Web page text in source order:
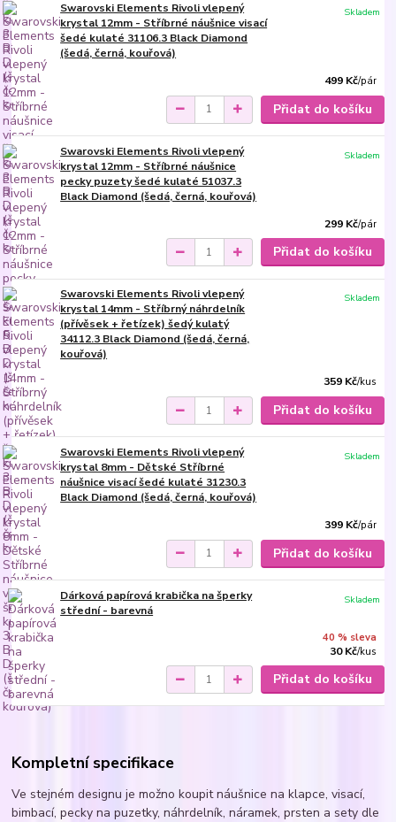
Swarovski Elements Rivoli vlepený
krystal 12mm - Stříbrné náušnice visací
šedé kulaté 31106.3 Black Diamond
(šedá, černá, kouřová)
499 Kč/pár
Skladem
Přidat do košíku
Swarovski Elements Rivoli vlepený
krystal 12mm - Stříbrné náušnice
pecky puzety šedé kulaté 51037.3
Black Diamond (šedá, černá, kouřová)
299 Kč/pár
Skladem
Přidat do košíku
Swarovski Elements Rivoli vlepený
krystal 14mm - Stříbrný náhrdelník
(přívěsek + řetízek) šedý kulatý
34112.3 Black Diamond (šedá, černá,
kouřová)
359 Kč/kus
Skladem
Přidat do košíku
Swarovski Elements Rivoli vlepený
krystal 8mm - Dětské Stříbrné
náušnice visací šedé kulaté 31230.3
Black Diamond (šedá, černá, kouřová)
399 Kč/pár
Skladem
Přidat do košíku
Dárková papírová krabička na šperky
střední - barevná
40 % sleva
30 Kč/kus
Skladem
Přidat do košíku
Kompletní specifikace
Ve stejném designu je možno koupit náušnice na klapce, visací,
bimbací, pecky na puzetky, náhrdelník, náramek, prsten a sety dle